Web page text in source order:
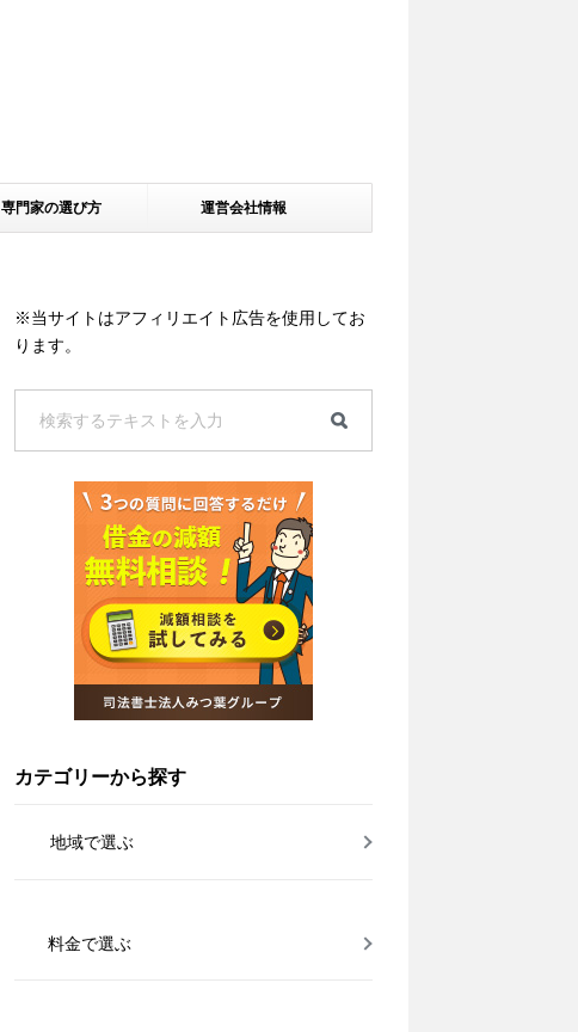
専門家の選び方 運営会社情報
※当サイトはアフィリエイト広告を使用してお
ります。
カテゴリーから探す
地域で選ぶ
料金で選ぶ